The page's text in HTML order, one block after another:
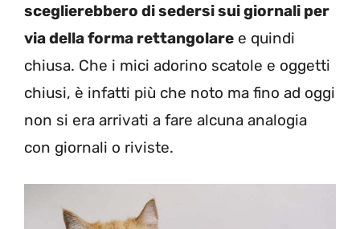
sceglierebbero di sedersi sui giornali per
via della forma rettangolare e quindi
chiusa. Che i mici adorino scatole e oggetti
chiusi, è infatti più che noto ma fino ad oggi
non si era arrivati a fare alcuna analogia
con giornali o riviste.